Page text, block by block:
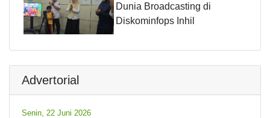
Dunia Broadcasting di
Diskominfops Inhil
Advertorial
Senin, 22 Juni 2026